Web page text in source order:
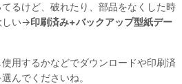
るけど、破れたり、部品をなくした時
しい→印刷済み+バックアップ型紙デー
用するかなどでダウンロードや印刷済
んでくださいね。